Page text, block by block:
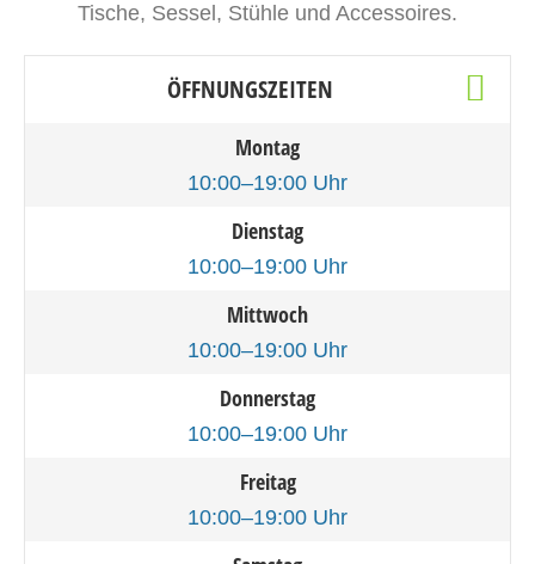
Tische, Sessel, Stühle und Accessoires.
ÖFFNUNGSZEITEN
Montag
10:00–19:00 Uhr
Dienstag
10:00–19:00 Uhr
Mittwoch
10:00–19:00 Uhr
Donnerstag
10:00–19:00 Uhr
Freitag
10:00–19:00 Uhr